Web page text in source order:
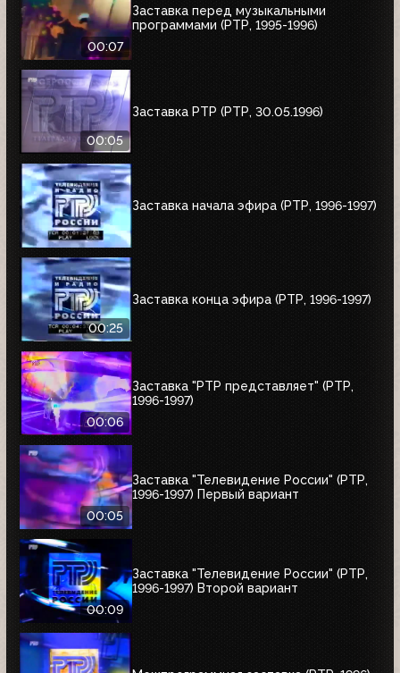
00:07
Заставка перед музыкальными
программами (РТР, 1995-1996)
00:05
Заставка РТР (РТР, 30.05.1996)
Заставка начала эфира (РТР, 1996-1997)
00:25
Заставка конца эфира (РТР, 1996-1997)
00:06
Заставка "РТР представляет" (РТР,
1996-1997)
00:05
Заставка "Телевидение России" (РТР,
1996-1997) Первый вариант
00:09
Заставка "Телевидение России" (РТР,
1996-1997) Второй вариант